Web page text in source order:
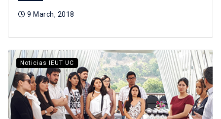
9 March, 2018
Noticias IEUT UC